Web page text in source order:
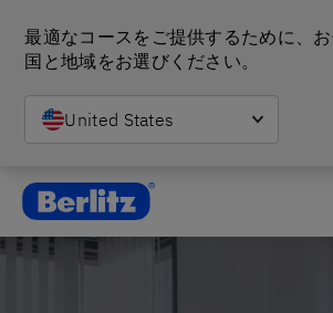
最適なコースをご提供するために、
国と地域をお選びください。
United States
英会話教室と語学スクール | ベルリッツ